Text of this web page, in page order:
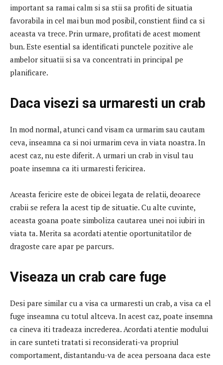
important sa ramai calm si sa stii sa profiti de situatia
favorabila in cel mai bun mod posibil, constient fiind ca si
aceasta va trece. Prin urmare, profitati de acest moment
bun. Este esential sa identificati punctele pozitive ale
ambelor situatii si sa va concentrati in principal pe
planificare.
Daca visezi sa urmaresti un crab
In mod normal, atunci cand visam ca urmarim sau cautam
ceva, inseamna ca si noi urmarim ceva in viata noastra. In
acest caz, nu este diferit. A urmari un crab in visul tau
poate insemna ca iti urmaresti fericirea.
Aceasta fericire este de obicei legata de relatii, deoarece
crabii se refera la acest tip de situatie. Cu alte cuvinte,
aceasta goana poate simboliza cautarea unei noi iubiri in
viata ta. Merita sa acordati atentie oportunitatilor de
dragoste care apar pe parcurs.
Viseaza un crab care fuge
Desi pare similar cu a visa ca urmaresti un crab, a visa ca el
fuge inseamna cu totul altceva. In acest caz, poate insemna
ca cineva iti tradeaza increderea. Acordati atentie modului
in care sunteti tratati si reconsiderati-va propriul
comportament, distantandu-va de acea persoana daca este